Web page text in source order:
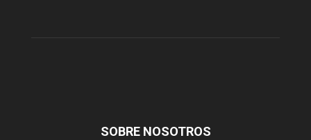
SOBRE NOSOTROS